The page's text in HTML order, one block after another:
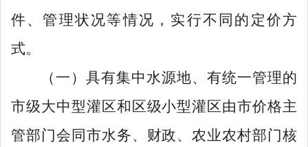
件、管理状况等情况，实行不同的定价方
式。
（一） 具有集中水源地、有统一管理的
市级大中型灌区和区级小型灌区由市价格主
管部门会同市水务、财政、农业农村部门核